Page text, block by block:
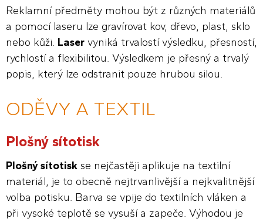
Reklamní předměty mohou být z různých materiálů
a pomocí laseru lze gravírovat kov, dřevo, plast, sklo
nebo kůži. Laser vyniká trvalostí výsledku, přesností,
rychlostí a flexibilitou. Výsledkem je přesný a trvalý
popis, který lze odstranit pouze hrubou silou.
ODĚVY A TEXTIL
Plošný sítotisk
Plošný sítotisk se nejčastěji aplikuje na textilní
materiál, je to obecně nejtrvanlivější a nejkvalitnější
volba potisku. Barva se vpije do textilních vláken a
při vysoké teplotě se vysuší a zapeče. Výhodou je